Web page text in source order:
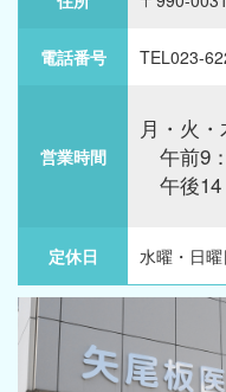
電話番号 TEL023-
営業時間
月・火
午前9
午後14
定休日 水曜・日